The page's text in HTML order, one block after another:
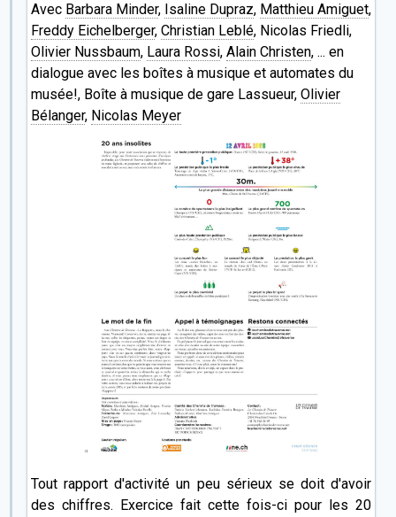
Avec Barbara Minder, Isaline Dupraz, Matthieu Amiguet,
Freddy Eichelberger, Christian Leblé, Nicolas Friedli,
Olivier Nussbaum, Laura Rossi, Alain Christen, ... en
dialogue avec les boîtes à musique et automates du
musée!, Boîte à musique de gare Lassueur, Olivier
Bélanger, Nicolas Meyer
Tout rapport d'activité un peu sérieux se doit d'avoir
des chiffres. Exercice fait cette fois-ci pour les 20